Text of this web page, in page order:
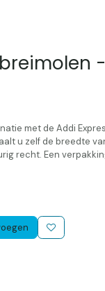
-
met de Addi
u zelf de breedte
recht. Een